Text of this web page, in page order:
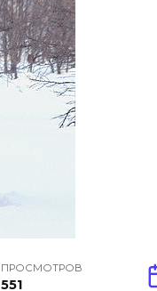
ПРОСМОТРОВ
551